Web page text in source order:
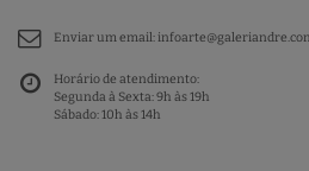
Enviar um email:
Horário de atendimento:
Segunda à Sexta: 9h às 19h
Sábado: 10h às 14h